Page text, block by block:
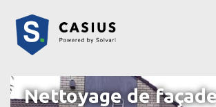
Nettoyage de